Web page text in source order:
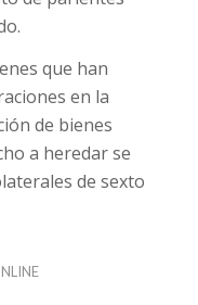
que han
en la
de bienes
a heredar se
de sexto